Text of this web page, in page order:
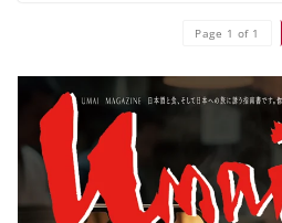
Page 1 of 1